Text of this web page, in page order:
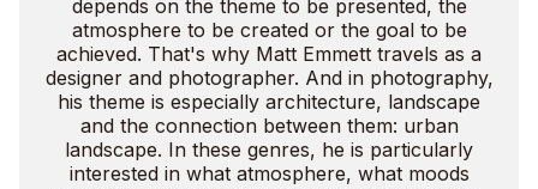
depends on the theme to be presented, the
atmosphere to be created or the goal to be
achieved. That's why Matt Emmett travels as a
designer and photographer. And in photography,
his theme is especially architecture, landscape
and the connection between them: urban
landscape. In these genres, he is particularly
interested in what atmosphere, what moods